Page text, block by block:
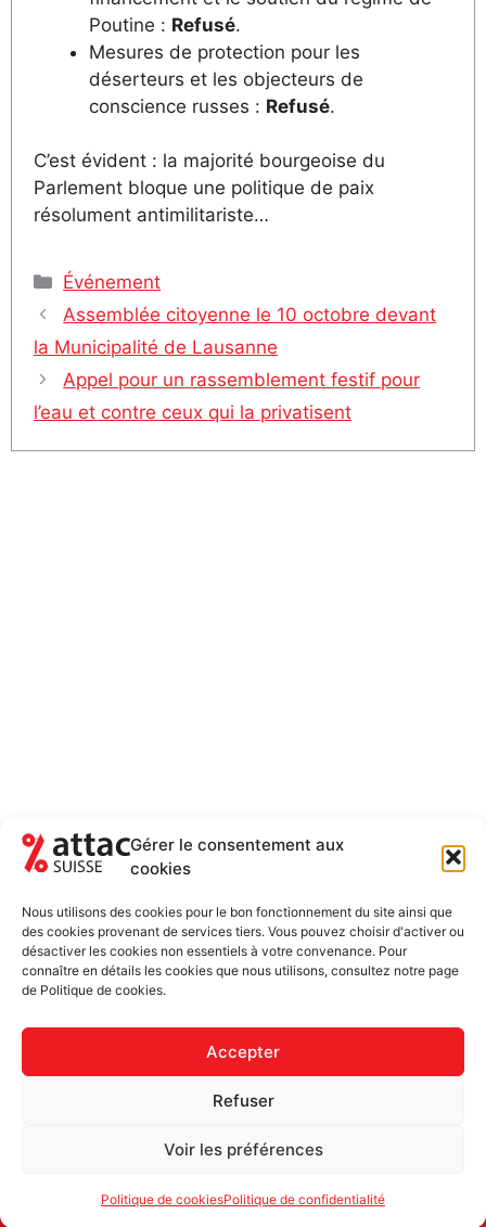
Gérer le consentement aux
cookies
Nous utilisons des cookies pour le bon fonctionnement du site ainsi que
des cookies provenant de services tiers. Vous pouvez choisir d'activer ou
désactiver les cookies non essentiels à votre convenance. Pour
connaître en détails les cookies que nous utilisons, consultez notre page
de Politique de cookies.
Accepter
Refuser
Voir les préférences
Politique de cookiesPolitique de confidentialité
Poutine : Refusé.
Mesures de protection pour les
déserteurs et les objecteurs de
conscience russes : Refusé.
C’est évident : la majorité bourgeoise du
Parlement bloque une politique de paix
résolument antimilitariste…
Catégories
Événement
Assemblée citoyenne le 10 octobre devant
la Municipalité de Lausanne
Appel pour un rassemblement festif pour
l’eau et contre ceux qui la privatisent
NEWSLETTER
5-6 FOIS PAR ANNÉE
Newsletter uniquement et désinscription possible